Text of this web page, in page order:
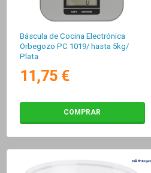
Báscula de Cocina Electrónica
Orbegozo PC 1019/ hasta 5kg/
Plata
11,75 €
COMPRAR